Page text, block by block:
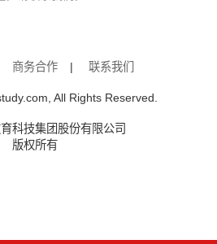
商务合作 | 联系我们
All Rights Reserved.
育科技集团股份有限公司
版权所有